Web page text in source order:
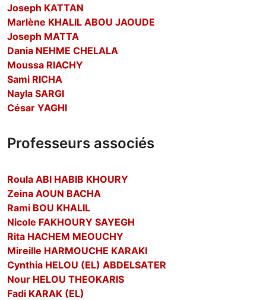
Joseph KATTAN
Marlène KHALIL ABOU JAOUDE
Joseph MATTA
Dania NEHME CHELALA
Moussa RIACHY
Sami RICHA
Nayla SARGI
César YAGHI
Professeurs associés
Roula ABI HABIB KHOURY
Zeina AOUN BACHA
Rami BOU KHALIL
Nicole FAKHOURY SAYEGH
Rita HACHEM MEOUCHY
Mireille HARMOUCHE KARAKI
Cynthia HELOU (EL) ABDELSATER
Nour HELOU THEOKARIS
Fadi KARAK (EL)